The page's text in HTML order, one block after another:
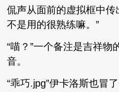
侃声从面前的虚拟框中传
不是用的很熟练嘛。”
“喵？”一个备注是吉祥物
音。
“乖巧.jpg”伊卡洛斯也冒